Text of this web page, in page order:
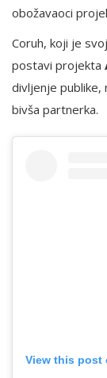
obožavaoci
Coruh, koji je
postavi projekta
divljenje publike,
bivša partnerka.
View this post